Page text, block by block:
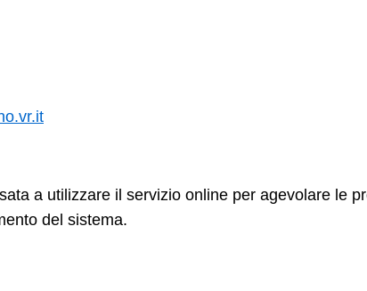
a utilizzare il servizio online per agevolare le
del sistema.